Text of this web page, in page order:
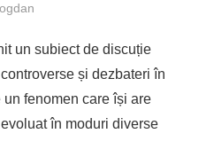
un subiect de discuție
și dezbateri în
fenomen care își are
în moduri diverse